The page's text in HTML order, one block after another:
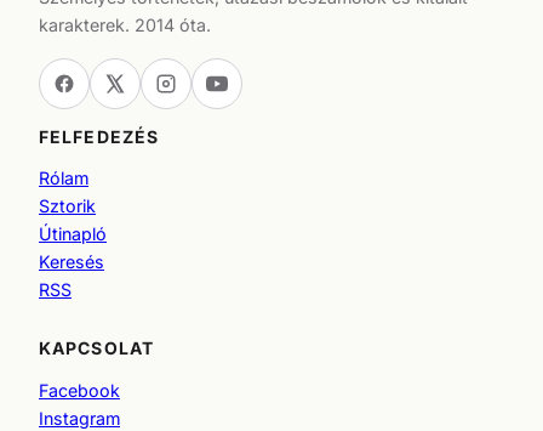
karakterek. 2014 óta.
FELFEDEZÉS
Rólam
Sztorik
Útinapló
Keresés
RSS
KAPCSOLAT
Facebook
Instagram